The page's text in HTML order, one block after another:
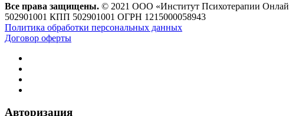
Все права защищены. © 2021 ООО «Институт Психотерапии
502901001 КПП 502901001 ОГРН 1215000058943
Политика обработки персональных данных
Договор оферты
Авторизация